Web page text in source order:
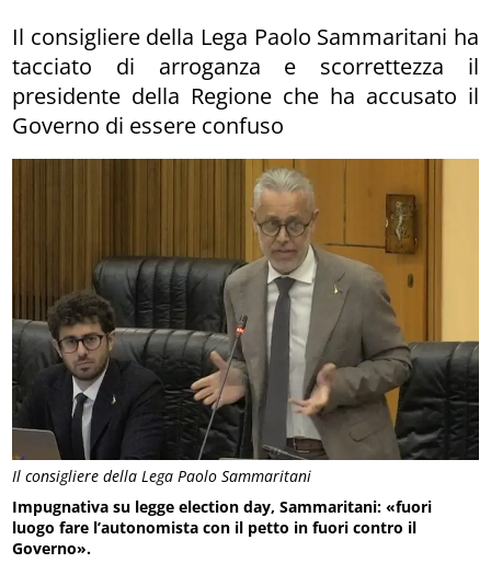
Il consigliere della Lega Paolo Sammaritani
Il consigliere della Lega Paolo Sammaritani ha
tacciato di arroganza e scorrettezza il
presidente della Regione che ha accusato il
Governo di essere confuso
Impugnativa su legge election day, Sammaritani: «fuori
luogo fare l’autonomista con il petto in fuori contro il
Governo».